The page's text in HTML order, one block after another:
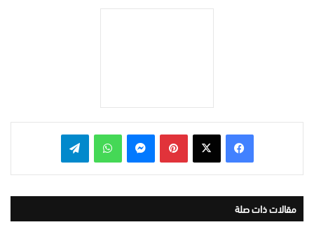
بينتيريست واتساب
مقالات ذات صلة